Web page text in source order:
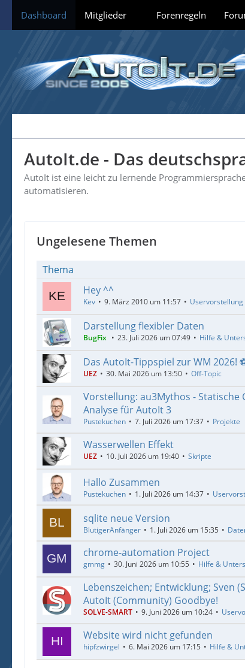
Dashboard Mitglieder Forenregeln
AutoIt.de - Das
AutoIt ist eine leicht zu lernende
automatisieren.
Ungelesene Themen
Thema
Hey ^^
Kev 9. März 2010 um 11:57 Uservorstellung
Darstellung flexibler Daten
BugFix 23. Juli 2026 um 07:49 Hilfe &
Das AutoIt-Tippspiel zur WM 2026!
UEZ 30. Mai 2026 um 13:50 Off-Topic
Vorstellung: au3Mythos - Statische
Analyse für AutoIt 3
Pustekuchen 7. Juli 2026 um 17:37 Projekte
Wasserwellen Effekt
UEZ 10. Juli 2026 um 19:40 Skripte
Hallo Zusammen
Pustekuchen 1. Juli 2026 um 14:37
sqlite neue Version
BlutigerAnfänger 1. Juli 2026 um 15:35
chrome-automation Project
gmmg 30. Juni 2026 um 10:55 Hilfe &
Lebenszeichen; Entwicklung; Sven
AutoIt (Community) Goodbye!
SOLVE-SMART 9. Juni 2026 um 10:24
Website wird nicht gefunden
hipfzwirgel 6. Mai 2026 um 17:15 Hilfe &